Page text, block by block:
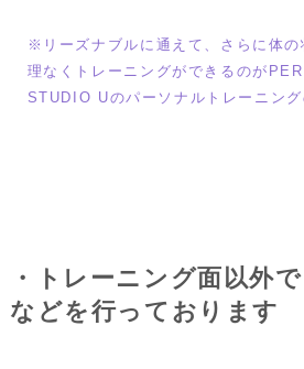
※リーズナブルに通えて、さらに体
理なくトレーニングができるのが
STUDIO Uのパーソナルトレーニング
・トレーニング面以外
などを行っております